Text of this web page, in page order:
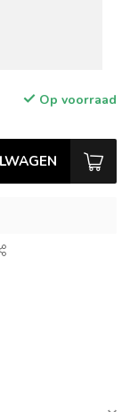
Op voorraad